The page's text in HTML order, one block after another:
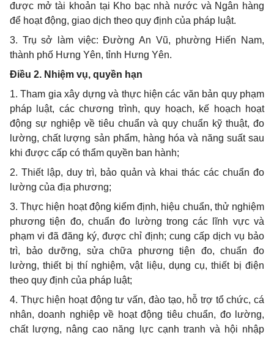
được mở tài khoản tại Kho bạc nhà nước và Ngân hàng
để hoạt động, giao dịch theo quy định của pháp luật.
3. Trụ sở làm việc: Đường An Vũ, phường Hiến Nam,
thành phố Hưng Yên, tỉnh Hưng Yên.
Điều 2. Nhiệm vụ, quyền hạn
1. Tham gia xây dựng và thực hiện các văn bản quy phạm
pháp luật, các chương trình, quy hoạch, kế hoạch hoạt
động sự nghiệp về tiêu chuẩn và quy chuẩn kỹ thuật, đo
lường, chất lượng sản phẩm, hàng hóa và năng suất sau
khi được cấp có thẩm quyền ban hành;
2. Thiết lập, duy trì, bảo quản và khai thác các chuẩn đo
lường của địa phương;
3. Thực hiện hoạt động kiểm định, hiệu chuẩn, thử nghiệm
phương tiện đo, chuẩn đo lường trong các lĩnh vực và
phạm vi đã đăng ký, được chỉ định; cung cấp dịch vụ bảo
trì, bảo dưỡng, sửa chữa phương tiện đo, chuẩn đo
lường, thiết bị thí nghiệm, vật liệu, dụng cụ, thiết bị điện
theo quy định của pháp luật;
4. Thực hiện hoạt động tư vấn, đào tạo, hỗ trợ tổ chức, cá
nhân, doanh nghiệp về hoạt động tiêu chuẩn, đo lường,
chất lượng, nâng cao năng lực cạnh tranh và hội nhập